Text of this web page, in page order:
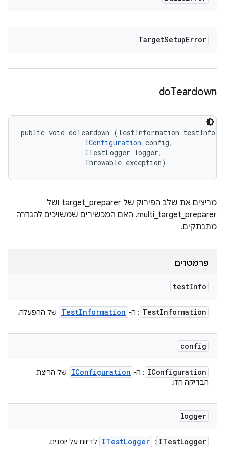
TargetSetupError
doTeardown
public void doTeardown (TestInformation testInfo,
IConfiguration config,
                ITestLogger logger,
                Throwable exception)
מריצים את שלב הפירוק של target_preparer ושל
multi_target_preparer. האם המכשירים שמשויכים להגדרה
מתנתקים.
פרמטרים
testInfo
TestInformation : ה- TestInformation של ההפעלה.
config
IConfiguration : ה- IConfiguration
של הריצת
הבדיקה הזו.
logger
ITestLogger
:
ITestLogger לדיווח על יומנים.